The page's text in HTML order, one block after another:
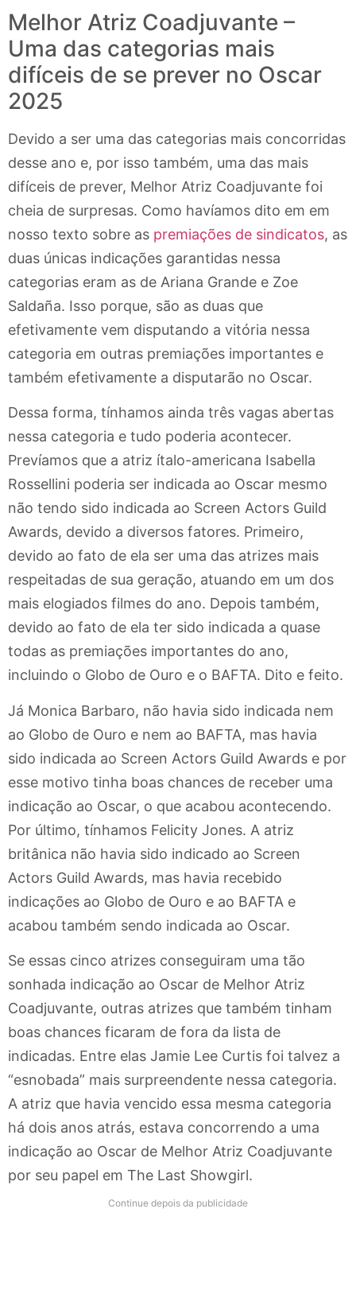
Melhor Atriz Coadjuvante –
Uma das categorias mais
difíceis de se prever no Oscar
2025
Devido a ser uma das categorias mais concorridas
desse ano e, por isso também, uma das mais
difíceis de prever, Melhor Atriz Coadjuvante foi
cheia de surpresas. Como havíamos dito em em
nosso texto sobre as premiações de sindicatos, as
duas únicas indicações garantidas nessa
categorias eram as de Ariana Grande e Zoe
Saldaña. Isso porque, são as duas que
efetivamente vem disputando a vitória nessa
categoria em outras premiações importantes e
também efetivamente a disputarão no Oscar.
Dessa forma, tínhamos ainda três vagas abertas
nessa categoria e tudo poderia acontecer.
Prevíamos que a atriz ítalo-americana Isabella
Rossellini poderia ser indicada ao Oscar mesmo
não tendo sido indicada ao Screen Actors Guild
Awards, devido a diversos fatores. Primeiro,
devido ao fato de ela ser uma das atrizes mais
respeitadas de sua geração, atuando em um dos
mais elogiados filmes do ano. Depois também,
devido ao fato de ela ter sido indicada a quase
todas as premiações importantes do ano,
incluindo o Globo de Ouro e o BAFTA. Dito e feito.
Já Monica Barbaro, não havia sido indicada nem
ao Globo de Ouro e nem ao BAFTA, mas havia
sido indicada ao Screen Actors Guild Awards e por
esse motivo tinha boas chances de receber uma
indicação ao Oscar, o que acabou acontecendo.
Por último, tínhamos Felicity Jones. A atriz
britânica não havia sido indicado ao Screen
Actors Guild Awards, mas havia recebido
indicações ao Globo de Ouro e ao BAFTA e
acabou também sendo indicada ao Oscar.
Se essas cinco atrizes conseguiram uma tão
sonhada indicação ao Oscar de Melhor Atriz
Coadjuvante, outras atrizes que também tinham
boas chances ficaram de fora da lista de
indicadas. Entre elas Jamie Lee Curtis foi talvez a
“esnobada” mais surpreendente nessa categoria.
A atriz que havia vencido essa mesma categoria
há dois anos atrás, estava concorrendo a uma
indicação ao Oscar de Melhor Atriz Coadjuvante
por seu papel em The Last Showgirl.
Continue depois da publicidade